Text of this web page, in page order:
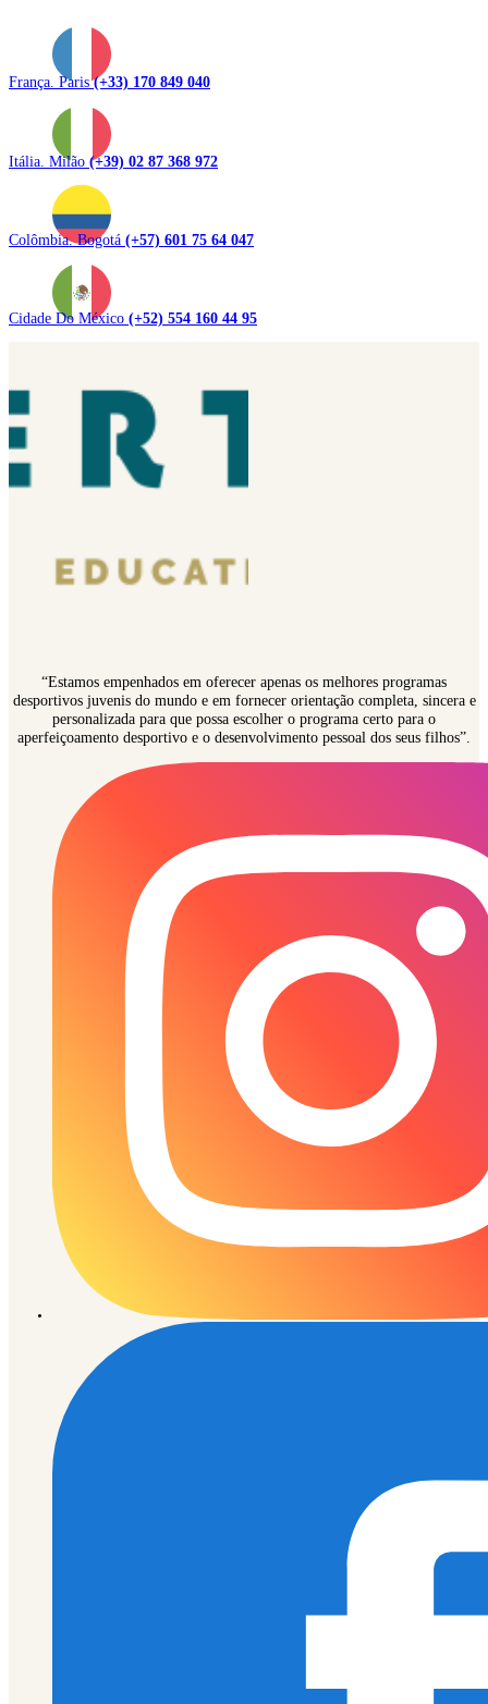
França. Paris(+33) 170 849 040
Itália. Milão (+39) 02 87 368 972
Colômbia. Bogotá (+57) 601 75 64 047
Cidade Do México (+52) 554 160 44 95
“Estamos empenhados em oferecer apenas os melhores programas
desportivos juvenis do mundo e em fornecer orientação completa, sincera e
personalizada para que possa escolher o programa certo para o
aperfeiçoamento desportivo e o desenvolvimento pessoal dos seus filhos”.